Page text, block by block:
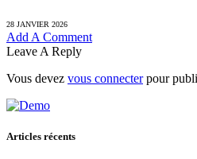
28 JANVIER 2026
Add A Comment
Leave A Reply
Vous devez vous connecterpour
Articles récents